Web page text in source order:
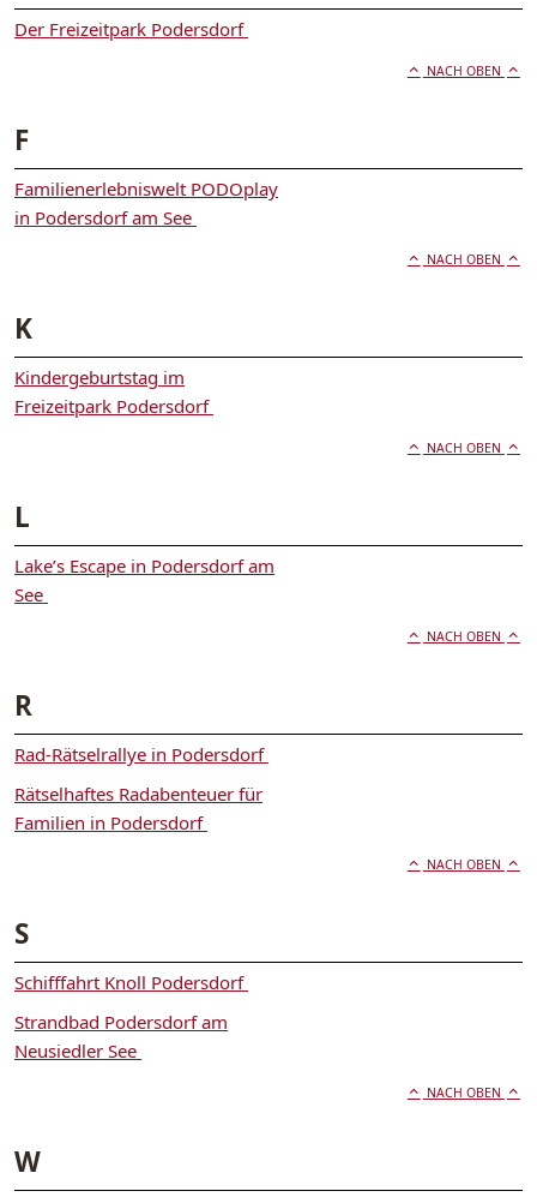
Der Freizeitpark Podersdorf
NACH OBEN
F
Familienerlebniswelt PODOplay
in Podersdorf am See
NACH OBEN
K
Kindergeburtstag im
Freizeitpark Podersdorf
NACH OBEN
L
Lake’s Escape in Podersdorf am
See
NACH OBEN
R
Rad-Rätselrallye in Podersdorf
Rätselhaftes Radabenteuer für
Familien in Podersdorf
NACH OBEN
S
Schifffahrt Knoll Podersdorf
Strandbad Podersdorf am
Neusiedler See
NACH OBEN
W